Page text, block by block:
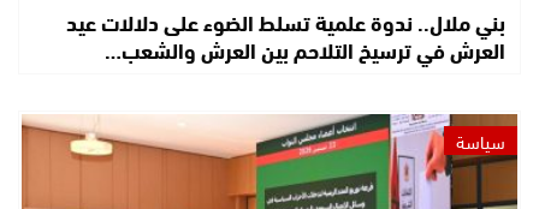
بني ملال.. ندوة علمية تسلط الضوء على دلالات عيد
العرش في ترسيخ التلاحم بين العرش والشعب…
سياسة